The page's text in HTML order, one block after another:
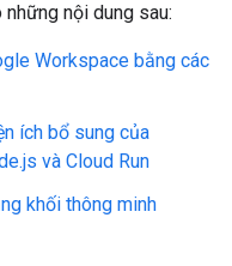
nội dung sau:
Workspace bằng các
ích bổ sung của
và Cloud Run
khối thông minh